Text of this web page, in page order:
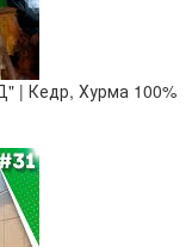
Кедр, Хурма 100%